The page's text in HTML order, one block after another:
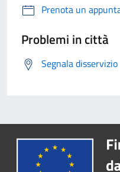
Prenota un
Problemi in città
Segnala disservizio